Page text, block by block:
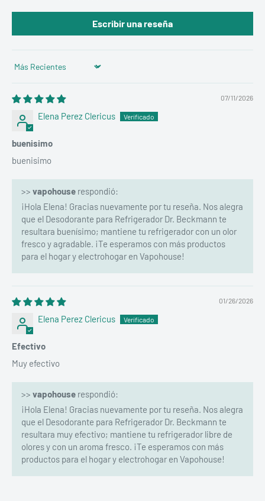
Escribir una reseña
Sort by
07/11/2026
Elena Perez Clericus
buenisimo
buenisimo
>> vapohouse respondió:
¡Hola Elena! Gracias nuevamente por tu reseña. Nos alegra
que el Desodorante para Refrigerador Dr. Beckmann te
resultara buenísimo; mantiene tu refrigerador con un olor
fresco y agradable. ¡Te esperamos con más productos
para el hogar y electrohogar en Vapohouse!
01/26/2026
Elena Perez Clericus
Efectivo
Muy efectivo
>> vapohouse respondió:
¡Hola Elena! Gracias nuevamente por tu reseña. Nos alegra
que el Desodorante para Refrigerador Dr. Beckmann te
resultara muy efectivo; mantiene tu refrigerador libre de
olores y con un aroma fresco. ¡Te esperamos con más
productos para el hogar y electrohogar en Vapohouse!